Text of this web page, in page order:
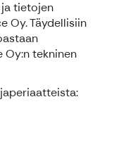
tietojen
Oy. Täydellisiin
tekninen